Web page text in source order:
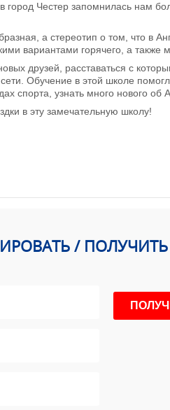
город Честер запомнилась нам
а стереотип о том, что в
вариантами горячего, а также
друзей, расставаться с
Обучение в этой школе
спорта, узнать много нового об
в эту замечательную школу!
/